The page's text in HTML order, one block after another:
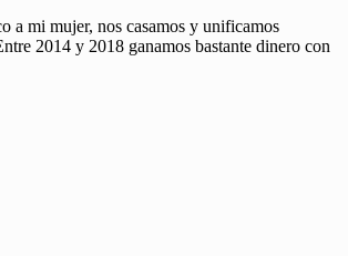
a mi mujer, nos casamos y unificamos
2014 y 2018 ganamos bastante dinero con